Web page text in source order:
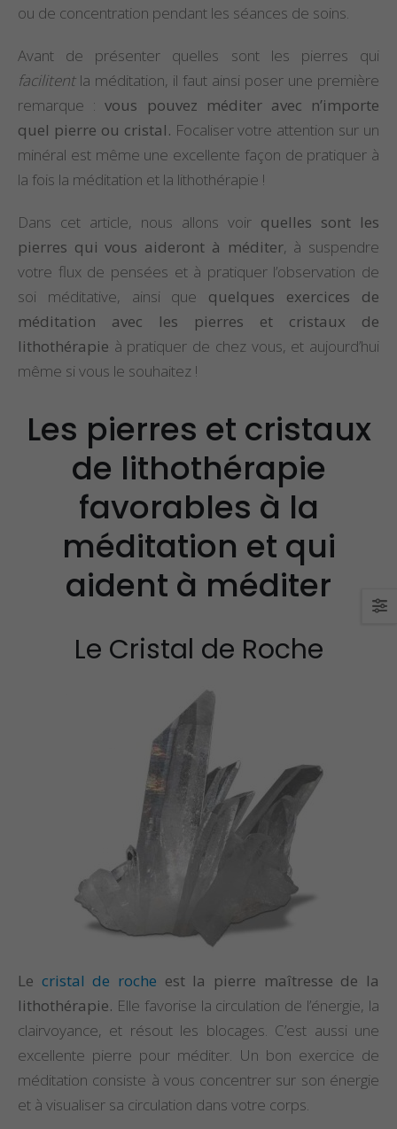
ou de concentration pendant les séances de soins.
Avant de présenter quelles sont les pierres qui
facilitentla méditation, il faut ainsi poser une première
remarque :vous pouvez méditer avec n’importe
quel pierre ou cristal. Focaliser votre attention sur un
minéral est même une excellente façon de pratiquer à
la fois la méditation et la lithothérapie !
Dans cet article, nous allons voir quelles sont les
pierres qui vous aideront à méditer, à suspendre
votre flux de pensées et à pratiquer l’observation de
soi méditative, ainsi que quelques exercices de
méditation avec les pierres et cristaux de
lithothérapie à pratiquer de chez vous, et aujourd’hui
même si vous le souhaitez !
Les pierres et cristaux
de lithothérapie
favorables à la
méditation et qui
aident à méditer
Le Cristal de Roche
Le cristal de roche est la pierre maîtresse de la
lithothérapie. Elle favorise la circulation de l’énergie, la
clairvoyance, et résout les blocages. C’est aussi une
excellente pierre pour méditer. Un bon exercice de
méditation consiste à vous concentrer sur son énergie
et à visualiser sa circulation dans votre corps.